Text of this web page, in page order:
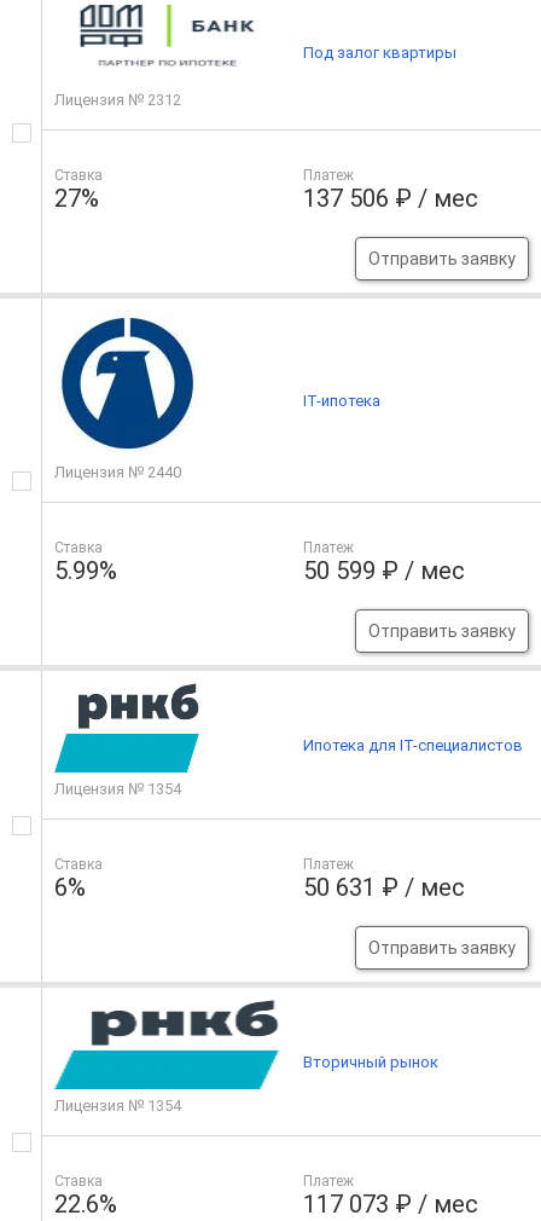
Лицензия № 2312
Ставка
27%
Платеж
137 506 ₽ / мес
Отправить заявку
Под залог квартиры
Лицензия № 2440
Ставка
5.99%
Платеж
50 599 ₽ / мес
Отправить заявку
IT-ипотека
Лицензия № 1354
Ставка
6%
Платеж
50 631 ₽ / мес
Отправить заявку
Ипотека для IT-специалистов
Лицензия № 1354
Ставка
22.6%
Платеж
117 073 ₽ / мес
Вторичный рынок